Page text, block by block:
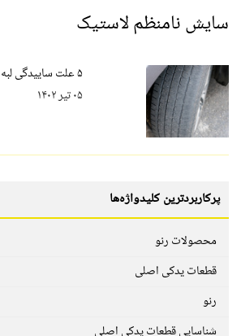
سایش نامنظم لاستیک
۵ علت ساییدگی لبه بیرونی لاستیک خودرو
۰۵ تیر ۱۴۰۲
پرکاربردترین کلیدواژه‌ها
محصولات رنو
قطعات یدکی اصلی
رنو